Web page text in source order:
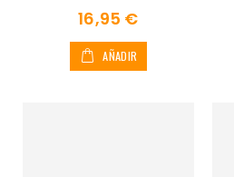
16,95 €
AÑADIR